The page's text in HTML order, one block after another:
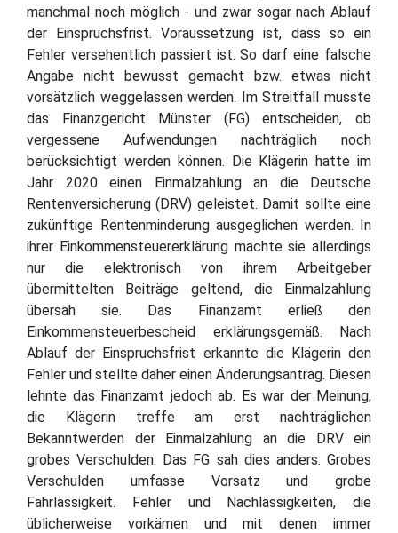
manchmal noch möglich - und zwar sogar nach Ablauf
der Einspruchsfrist. Voraussetzung ist, dass so ein
Fehler versehentlich passiert ist. So darf eine falsche
Angabe nicht bewusst gemacht bzw. etwas nicht
vorsätzlich weggelassen werden. Im Streitfall musste
das Finanzgericht Münster (FG) entscheiden, ob
vergessene Aufwendungen nachträglich noch
berücksichtigt werden können. Die Klägerin hatte im
Jahr 2020 einen Einmalzahlung an die Deutsche
Rentenversicherung (DRV) geleistet. Damit sollte eine
zukünftige Rentenminderung ausgeglichen werden. In
ihrer Einkommensteuererklärung machte sie allerdings
nur die elektronisch von ihrem Arbeitgeber
übermittelten Beiträge geltend, die Einmalzahlung
übersah sie. Das Finanzamt erließ den
Einkommensteuerbescheid erklärungsgemäß. Nach
Ablauf der Einspruchsfrist erkannte die Klägerin den
Fehler und stellte daher einen Änderungsantrag. Diesen
lehnte das Finanzamt jedoch ab. Es war der Meinung,
die Klägerin treffe am erst nachträglichen
Bekanntwerden der Einmalzahlung an die DRV ein
grobes Verschulden. Das FG sah dies anders. Grobes
Verschulden umfasse Vorsatz und grobe
Fahrlässigkeit. Fehler und Nachlässigkeiten, die
üblicherweise vorkämen und mit denen immer